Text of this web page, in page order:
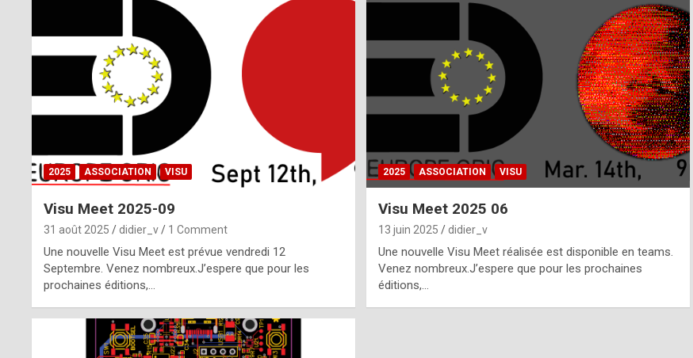
m
2025 ASSOCIATION VISU
Visu Meet 2025-09
31 août 2025 didier_v 1 Comment
Une nouvelle Visu Meet est prévue vendredi 12
Septembre. Venez nombreux.J’espere que pour les
prochaines éditions,…
2025 ASSOCIATION VISU
Visu Meet 2025 06
13 juin 2025 didier_v
Une nouvelle Visu Meet réalisée est disponible en teams.
Venez nombreux.J’espere que pour les prochaines
éditions,…